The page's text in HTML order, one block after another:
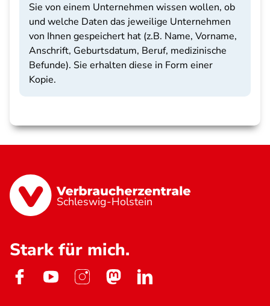
Sie von einem Unternehmen wissen wollen, ob
und welche Daten das jeweilige Unternehmen
von Ihnen gespeichert hat (z.B. Name, Vorname,
Anschrift, Geburtsdatum, Beruf, medizinische
Befunde). Sie erhalten diese in Form einer
Kopie.
Schleswig-Holstein
Stark für mich.